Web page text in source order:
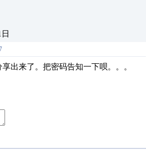
出来了。把密码告知一下呗。。。